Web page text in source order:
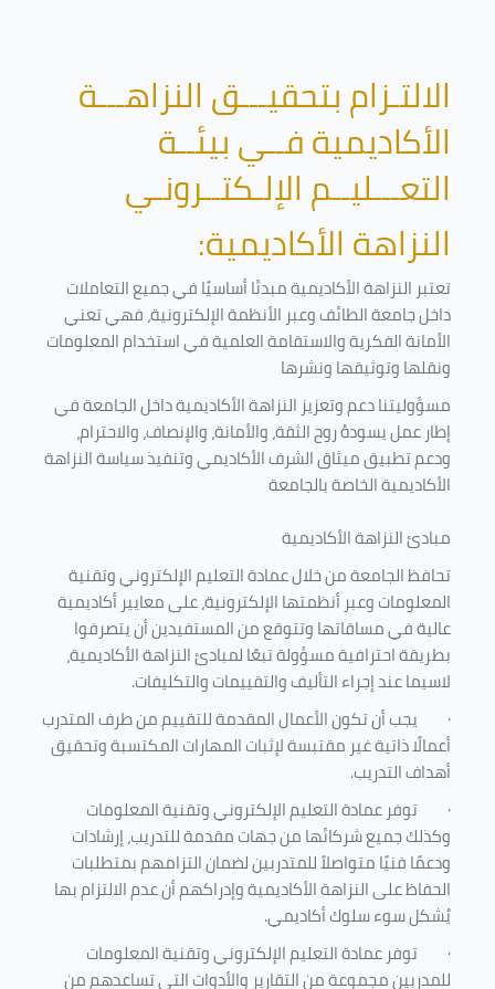
الالتـزام بتحقيـــق النزاهـــة
الأكاديمية فــي بيئــة
التعـــليــم الإلـكتــرونـي
النزاهة الأكاديمية:
تعتبر النزاهة الأكاديمية مبدئا أساسيًا في جميع التعاملات
داخل جامعة الطائف وعبر الأنظمة الإلكترونية، فهي تعني
الأمانة الفكرية والاستقامة العلمية في استخدام المعلومات
ونقلها وتوثيقها ونشرها
مسؤوليتنا دعم وتعزيز النزاهة الأكاديمية داخل الجامعة في
إطار عمل يسودهُ روح الثقة، والأمانة، والإنصاف، والاحترام،
ودعم تطبيق ميثاق الشرف الأكاديمي وتنفيذ سياسة النزاهة
الأكاديمية الخاصة بالجامعة
مبادئ النزاهة الأكاديمية
تحافظ الجامعة من خلال عمادة التعليم الإلكتروني وتقنية
المعلومات وعبر أنظمتها الإلكترونية، على معايير أكاديمية
عالية في مساقاتها وتتوقع من المستفيدين أن يتصرفوا
بطريقة احترافية مسؤولة تبعًا لمبادئ النزاهة الأكاديمية،
لاسيما عند إجراء التأليف والتقييمات والتكليفات.
· يجب أن تكون الأعمال المقدمة للتقييم من طرف المتدرب
أعمالًا ذاتية غير مقتبسة لإثبات المهارات المكتسبة وتحقيق
أهداف التدريب.
· توفر عمادة التعليم الإلكتروني وتقنية المعلومات
وكذلك جميع شركائها من جهات مقدمة للتدريب، إرشادات
ودعمًا فنيًا متواصلاً للمتدربين لضمان التزامهم بمتطلبات
الحفاظ على النزاهة الأكاديمية وإدراكهم أن عدم الالتزام بها
يُشكل سوء سلوك أكاديمي.
· توفر عمادة التعليم الإلكتروني وتقنية المعلومات
للمدربين مجموعة من التقارير والأدوات التي تساعدهم من